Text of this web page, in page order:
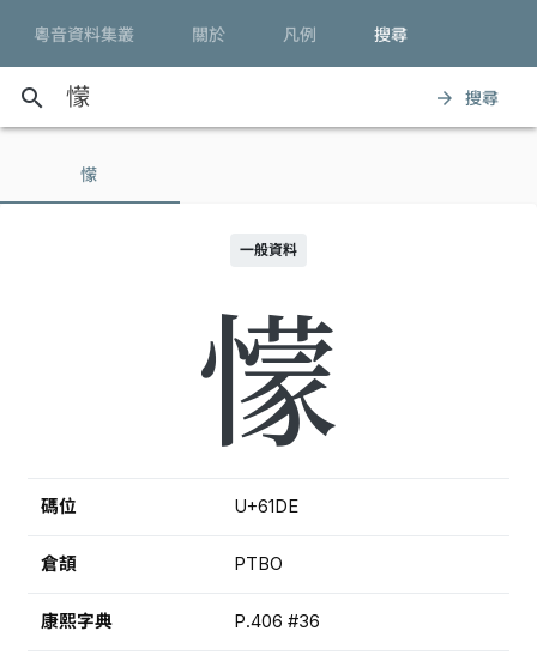
粵音資料集叢 關於 凡例 搜尋
search arrow_forward 搜尋
懞
一般資料
懞
碼位 U+61DE
倉頡 PTBO
康熙字典 P.406 #36